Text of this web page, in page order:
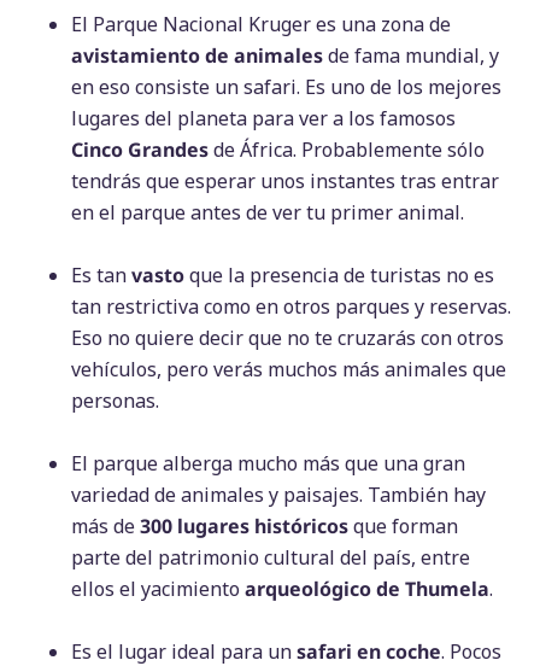
El Parque Nacional Kruger es una zona de
avistamiento de animalesde fama mundial, y
en eso consiste un safari. Es uno de los mejores
lugares del planeta para ver a los famosos
Cinco Grandesde África. Probablemente sólo
tendrás que esperar unos instantes tras entrar
en el parque antes de ver tu primer animal.
Es tanvastoque la presencia de turistas no es
tan restrictiva como en otros parques y reservas.
Eso no quiere decir que no te cruzarás con otros
vehículos, pero verás muchos más animales que
personas.
El parque alberga mucho más que una gran
variedad de animales y paisajes. También hay
más de300 lugares históricosque forman
parte del patrimonio cultural del país, entre
ellos el yacimientoarqueológico de Thumela.
Es el lugar ideal para unsafari en coche. Pocos